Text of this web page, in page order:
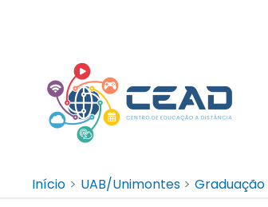
Início UAB/Unimontes Graduação